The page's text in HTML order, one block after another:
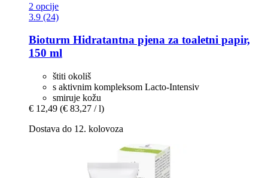
2 opcije
3.9 (24)
Bioturm Hidratantna pjena za toaletni papir,
150 ml
štiti okoliš
s aktivnim kompleksom Lacto-Intensiv
smiruje kožu
€ 12,49 (€ 83,27 / l)
Dostava do 12. kolovoza